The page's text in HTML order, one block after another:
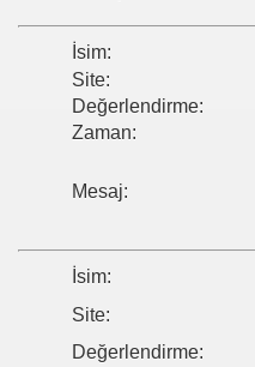
İsim:
Site:
Değerlendirme:
Zaman:
Mesaj:
İsim:
Site:
Değerlendirme: